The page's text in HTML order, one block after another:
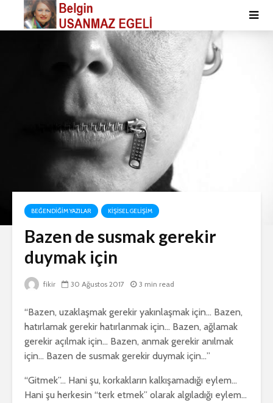
BEĞENDIĞIM YAZILAR KIŞISEL GELIŞIM
Bazen de susmak gerekir
duymak için
fikir 30 Ağustos 2017 3 min read
“Bazen, uzaklaşmak gerekir yakınlaşmak için… Bazen,
hatırlamak gerekir hatırlanmak için… Bazen, ağlamak
gerekir açılmak için… Bazen, anmak gerekir anılmak
için… Bazen de susmak gerekir duymak için…”
“Gitmek”… Hani şu, korkakların kalkışamadığı eylem…
Hani şu herkesin “terk etmek” olarak algıladığı eylem…